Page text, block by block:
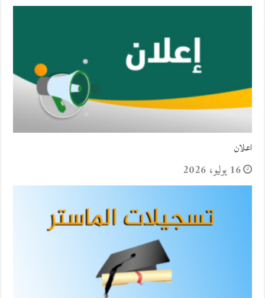
اعلان
16 يوليو، 2026